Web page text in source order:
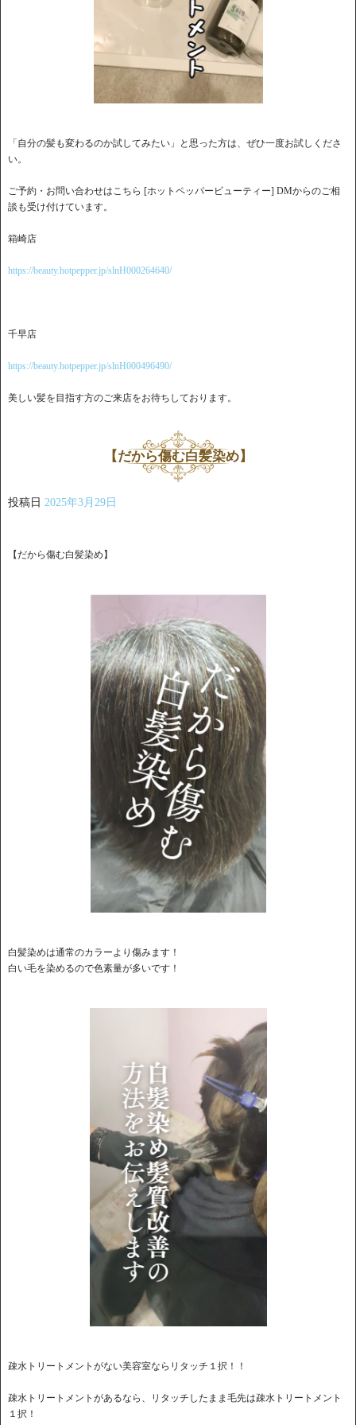
「自分の髪も変わるのか試してみたい」と思った方は、ぜひ一度お試しくださ
い。
ご予約・お問い合わせはこちら [ホットペッパービューティー] DMからのご相
談も受け付けています。
箱崎店
https://beauty.hotpepper.jp/slnH000264640/
千早店
https://beauty.hotpepper.jp/slnH000496490/
美しい髪を目指す方のご来店をお待ちしております。
【だから傷む白髪染め】
投稿日 2025年3月29日
【だから傷む白髪染め】
白髪染めは通常のカラーより傷みます！
白い毛を染めるので色素量が多いです！
疎水トリートメントがない美容室ならリタッチ１択！！
疎水トリートメントがあるなら、リタッチしたまま毛先は疎水トリートメント
１択！